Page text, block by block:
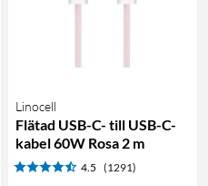
Linocell
Flätad USB-C- till USB-C-
kabel 60W Rosa 2 m
4.5 (1291)